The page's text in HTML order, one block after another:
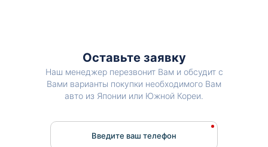
Оставьте заявку
Наш менеджер перезвонит Вам и обсудит с
Вами варианты покупки необходимого Вам
авто из Японии или Южной Кореи.
Введите ваш телефон